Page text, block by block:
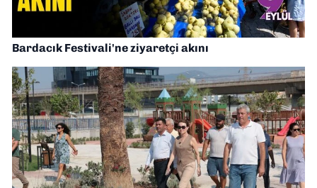
Bardacık Festivali'ne ziyaretçi akını